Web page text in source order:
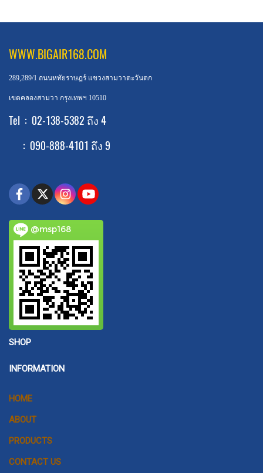
WWW.BIGAIR168.COM
289,289/1 ถนนหทัยราษฎร์ แขวงสามวาตะวันตก
เขตคลองสามวา กรุงเทพฯ 10510
Tel : 02-138-5382 ถึง 4
: 090-888-4101 ถึง 9
@msp168
SHOP
INFORMATION
HOME
ABOUT
PRODUCTS
CONTACT US